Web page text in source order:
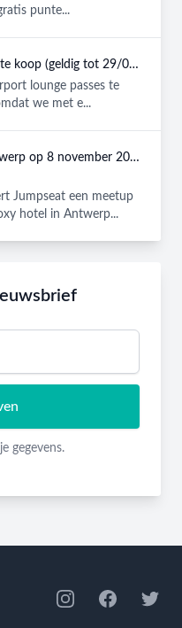
punte...
Brussels Airport Lounge passes te koop (geldig tot 29/08/2026)
lounge passes te
omdat we met e...
Jumpseat meetup @ Moxy Antwerp op 8 november 2025
Jumpseat een meetup
hotel in Antwerp...
gegevens.
InstagramFacebookTwitter